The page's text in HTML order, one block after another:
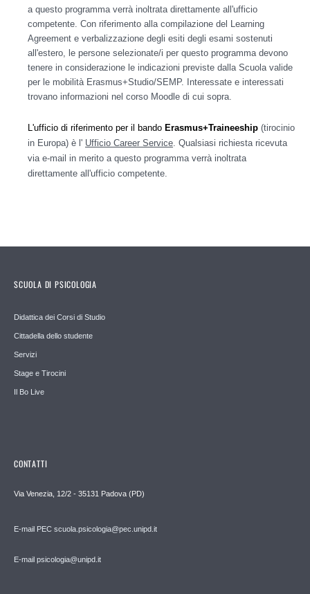
a questo programma verrà inoltrata direttamente all'ufficio
competente. Con riferimento alla compilazione del Learning
Agreement e verbalizzazione degli esiti degli esami sostenuti
all'estero, le persone selezionate/i per questo programma devono
tenere in considerazione le indicazioni previste dalla Scuola valide
per le mobilità Erasmus+Studio/SEMP. Interessate e interessati
trovano informazioni nel corso Moodle di cui sopra.
L'ufficio di riferimento per il bando Erasmus+Traineeship (tirocinio
in Europa) è l' Ufficio Career Service . Qualsiasi richiesta ricevuta
via e-mail in merito a questo programma verrà inoltrata
direttamente all'ufficio competente.
SCUOLA DI PSICOLOGIA
Didattica dei Corsi di Studio
Cittadella dello studente
Servizi
Stage e Tirocini
Il Bo Live
CONTATTI
Via Venezia, 12/2 - 35131 Padova (PD)
E-mail PEC scuola.psicologia@pec.unipd.it
E-mail psicologia@unipd.it